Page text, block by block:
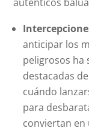
auténticos
anticipar los
peligrosos ha
destacadas
cuándo
para
conviertan en